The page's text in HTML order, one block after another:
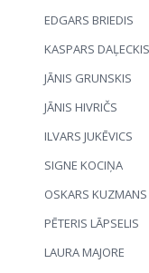
EDGARS BRIEDIS
KASPARS DAĻECKIS
JĀNIS GRUNSKIS
JĀNIS HIVRIČS
ILVARS JUKĒVICS
SIGNE KOCIŅA
OSKARS KUZMANS
PĒTERIS LĀPSELIS
LAURA MAJORE